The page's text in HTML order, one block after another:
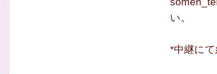
い。
*中継に